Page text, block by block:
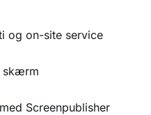
og on-site service
skærm
Screenpublisher